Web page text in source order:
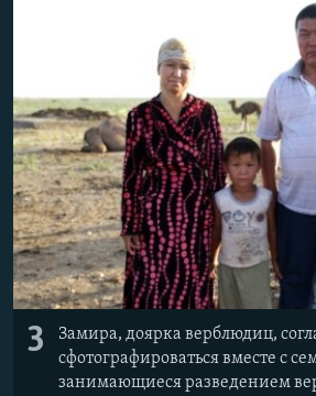
3
Замира, доярка верблюдиц,
сфотографироваться вместе с
занимающиеся разведением